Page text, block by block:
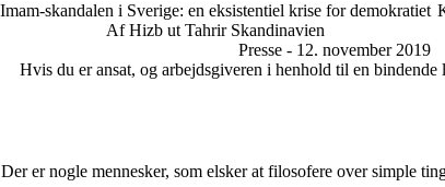
Imam-skandalen i Sverige: en eksistentiel krise for demokratiet
Af Hizb ut Tahrir Skandinavien
Presse - 12. november 2019
Hvis du er ansat, og arbejdsgiveren i henhold til en
Der er nogle mennesker, som elsker at filosofere over simple